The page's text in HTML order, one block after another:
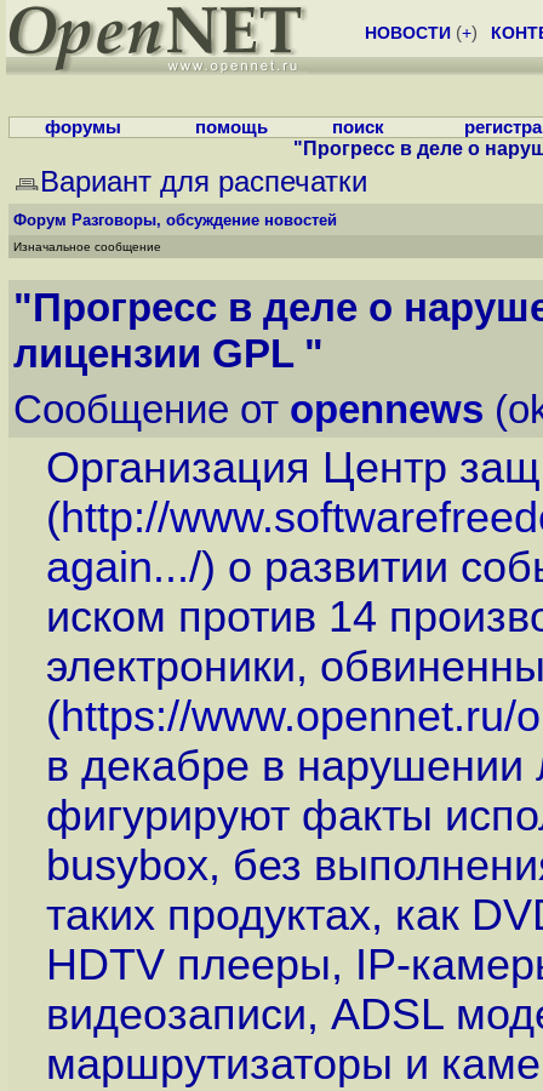
НОВОСТИ (+)
форумы помощь поиск
"Прогресс в деле о
Вариант для распечатки
Форум Разговоры, обсуждение новостей
Изначальное сообщение
"Прогресс в деле о
лицензии GPL "
Сообщение от opennews
Организация Центр
(http://
again.../) о развитии
иском против 14
электроники,
(https://www.opennet.ru/
в декабре в
фигурируют факты
busybox, без
таких продуктах, как
HDTV плееры, IP-
видеозаписи, ADSL
маршрутизаторы и